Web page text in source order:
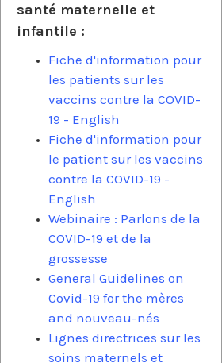
santé maternelle et
infantile :
Fiche d'information pour
les patients sur les
vaccins contre la COVID-
19 - English
Fiche d'information pour
le patient sur les vaccins
contre la COVID-19 -
English
Webinaire : Parlons de la
COVID-19 et de la
grossesse
General Guidelines on
Covid-19 for the mères
and nouveau-nés
Lignes directrices sur les
soins maternels et